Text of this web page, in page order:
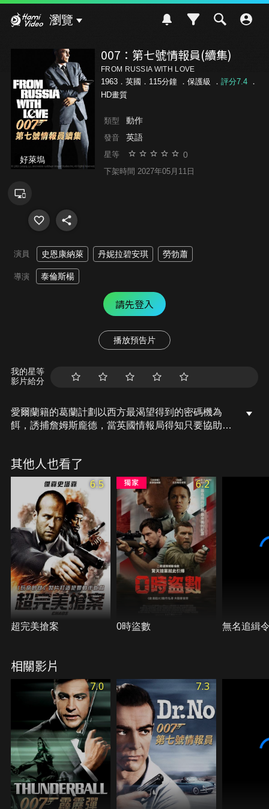
瀏覽
好萊塢
007：第七號情報員(續集)
FROM RUSSIA WITH LOVE
1963．英國．115分鐘 ． 保護級 ． 評分7.4．
HD畫質
類型 動作
發音 英語
星等 0
下架時間 2027年05月11日
演員 史恩康納萊 丹妮拉碧安琪 勞勃蕭
導演 泰倫斯楊
請先登入
播放預告片
我的星等
影片給分
愛爾蘭籍的葛蘭計劃以西方最渴望得到的密碼機為
餌，誘捕詹姆斯龐德，當英國情報局得知只要協助俄
其他人也看了
6.5
超完美搶案
6.2
0時盜數 無名追緝
相關影片
7.0 7.3